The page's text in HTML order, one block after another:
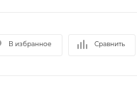
В избранное Сравнить